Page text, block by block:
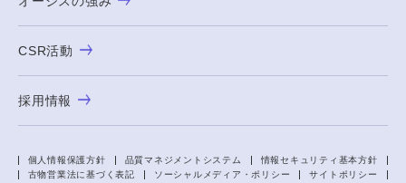
CSR活動
採用情報
個人情報保護方針 品質マネジメントシステム
情報セキュリティ基本方針
古物営業法に基づく表記
ソーシャルメディア・ポリシー サイトポリシー